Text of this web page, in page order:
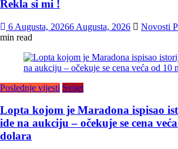
Rekla si mi !
6 Augusta, 20266 Augusta, 2026 Novosti
min read
Poslednje vijesti Svijet
Lopta kojom je Maradona ispisao
ide na aukciju – očekuje se cena
dolara